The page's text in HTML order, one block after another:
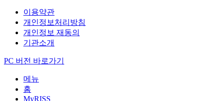
이용약관
개인정보처리방침
개인정보 재동의
기관소개
PC 버전 바로가기
메뉴
홈
MyRISS